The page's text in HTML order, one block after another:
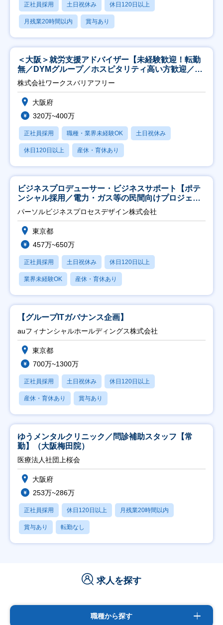
正社員採用 土日祝休み 休日120日以上
月残業20時間以内 賞与あり
＜大阪＞就労支援アドバイザー【未経験歓迎！転勤
無／DYMグループ／ホスピタリティ高い方歓迎／土
日祝】
株式会社ワークスバリアフリー
大阪府
320万~400万
正社員採用 職種・業界未経験OK 土日祝休み
休日120日以上 産休・育休あり
ビジネスプロデューサー・ビジネスサポート【ポテ
ンシャル採用／電力・ガス等の民間向けプロジェク
ト推進】
パーソルビジネスプロセスデザイン株式会社
東京都
457万~650万
正社員採用 土日祝休み 休日120日以上
業界未経験OK 産休・育休あり
【グループITガバナンス企画】
auフィナンシャルホールディングス株式会社
東京都
700万~1300万
正社員採用 土日祝休み 休日120日以上
産休・育休あり 賞与あり
ゆうメンタルクリニック／問診補助スタッフ【常
勤】（大阪梅田院）
医療法人社団上桜会
大阪府
253万~286万
正社員採用 休日120日以上 月残業20時間以内
賞与あり 転勤なし
求人を探す
職種から探す